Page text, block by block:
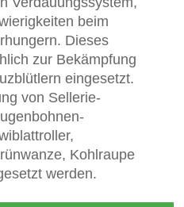
beim
Dieses
zur Bekämpfung
eingesetzt.
von Sellerie-
Kohlraupe
werden.